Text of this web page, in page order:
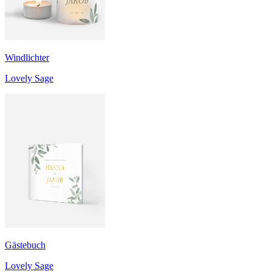
Windlichter
Lovely Sage
Gästebuch
Lovely Sage